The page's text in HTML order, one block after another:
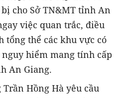
cho Sở TN&MT tỉnh An
việc quan trắc, điều
tổng thể các khu vực có
hiểm mang tính cấp
An Giang.
Hồng Hà yêu cầu